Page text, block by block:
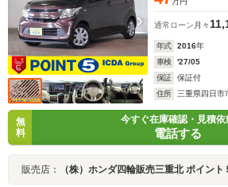
通常ローン 月々
年式 2016年
車検
'27/05
保証
保証付
住所
三重県四日市
無
料
今すぐ在庫確認・見積依
電話する
販売店： （株）ホンダ四輪販売三重北 ポイント５ 四日市松本店／ホン